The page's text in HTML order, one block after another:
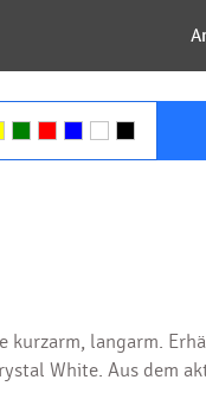
langarm.
White. Aus dem